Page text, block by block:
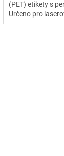
(PET) etikety s
Určeno pro